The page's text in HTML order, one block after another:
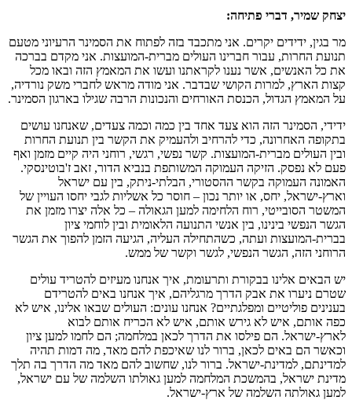
יצחק שמיר, דברי פתיחה:
מר בגין, ידידים יקרים. אני מתכבד בזה לפתוח את הסמינר הרעיוני מטעם
תנועת החרות, עבור חברינו העולים מברית-המועצות. אני מקדם בברכה
את כל האנשים, אשר נענו לקראתנו ועשו את המאמץ הזה ובאו מכל
קצות הארץ, למרות הקושי שבדבר. אני מודה מראש לחברי משק נורדיה,
על המאמץ הגדול, הכנסת האורחים והנכונות הרבה שגילו בארגון הסמינר.
ידידי, הסמינר הזה הוא צעד אחד בין כמה וכמה צעדים, שאנחנו עושים
בתקופה האחרונה, כדי להרחיב ולהעמיק את הקשר בין תנועת החרות
ובין העולים מברית-המועצות. קשר נפשי, רגשי, רוחני היה קיים מזמן ואף
פעם לא נפסק. הזיקה העמוקה המשותפת בנביא הדור, זאב ז'בוטינסקי.
האמונה העמוקה בקשר ההסטורי, הבלתי-ניתק, בין עם ישראל
וארץ-ישראל, יחס, או יותר נכון – חוסר כל אשליות לגבי יחסו העויין של
המשטר הסובייטי, רוח הלחימה למען הגאולה – כל אלה יצרו מזמן את
הגשר הנפשי בינינו, בין אנשי התנועה הלאומית ובין לוחמי ציון
בברית-המועצות ועתה, כשהתחילה העליה, הגיעה הזמן להפוך את הגשר
הרוחני הזה, הגשר הנפשי, לגשר וקשר של ממש.
יש הבאים אלינו בבקורת ותרעומת, איך אנחנו מעיזים להטריד עולים
שטרם ניערו את אבק הדרך מרגליהם, איך אנחנו באים להטרידם
בענינים פוליטיים ומפלגתיים? אנחנו עונים: העולים שבאו אלינו, איש לא
כפה אותם, איש לא גירש אותם, איש לא הכריח אותם לבוא
לארץ-ישראל. הם פילסו את הדרך לכאן במלחמה; הם לחמו למען ציון
וכאשר הם באים לכאן, ברור לנו שאיכפת להם מאד, מה דמות תהיה
למדינתם, למדינת-ישראל. ברור לנו, שחשוב להם מאד מה הדרך בה תלך
מדינת ישראל, בהמשכת המלחמה למען גאולתו השלמה של עם ישראל,
למען גאולתה השלמה של ארץ-ישראל.